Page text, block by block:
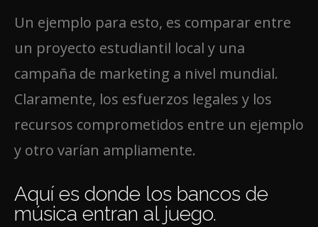
Un ejemplo para esto, es comparar entre
un proyecto estudiantil local y una
campaña de marketing a nivel mundial.
Claramente, los esfuerzos legales y los
recursos comprometidos entre un ejemplo
y otro varían ampliamente.
Aquí es donde los bancos de
música entran al juego.